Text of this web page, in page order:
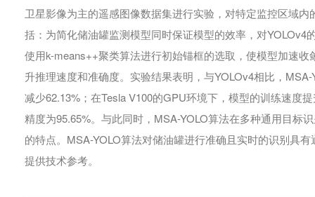
卫星影像为主的遥感图像数据集进行实验，对特定监控区域
括：为简化储油罐监测模型同时保证模型的效率，对YOLOv4
使用k-means++聚类算法进行初始锚框的选取，使模型加速
升推理速度和准确度。实验结果表明，与YOLOv4相比，
减少62.13%；在Tesla V100的GPU环境下，模型的训练速度
精度为95.65%。与此同时，MSA-YOLO算法在多种通用目标
的特点。MSA-YOLO算法对储油罐进行准确且实时的识别具
提供技术参考。